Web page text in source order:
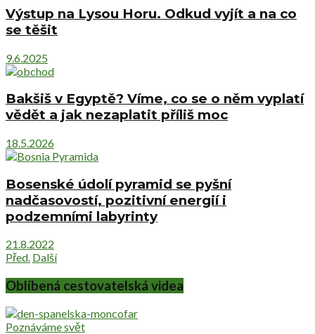
Výstup na Lysou Horu. Odkud vyjít a na co
se těšit
9.6.2025
Bakšiš v Egyptě? Víme, co se o něm vyplatí
vědět a jak nezaplatit příliš moc
18.5.2026
Bosenské údolí pyramid se pyšní
nadčasovostí, pozitivní energií i
podzemními labyrinty
21.8.2022
Před. Další
Oblíbená cestovatelská videa
Poznáváme svět